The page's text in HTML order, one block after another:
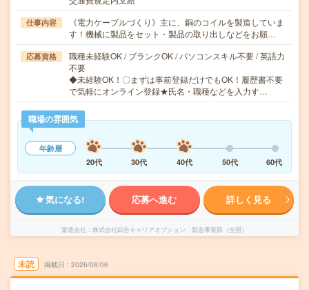
仕事内容
《電力ケーブルづくり》主に、銅のコイルを製造していま
す！機械に製品をセット・製品の取り出しなどをお願…
応募資格
職種未経験OK / ブランクOK / パソコンスキル不要 / 英語力
不要
◆未経験OK！〇まずは事前登録だけでもOK！履歴書不要
で気軽にオンライン登録★氏名・職種などを入力す…
職場の雰囲気
年齢層
20代
30代 40代 50代 60代
気になる! 応募へ進む 詳しく見る
派遣会社 株式会社綜合キャリアオプション 製造事業部（全国）
未読 掲載日 2026/08/06